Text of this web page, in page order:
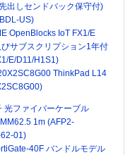
出しセンドバック保守付)
US)
OpenBlocks IoT FX1/E
びサブスクリプション1年付
E/D11/H1S1)
ThinkPad L14
光ファイバーケーブル
1m (AFP2-
01)
40F バンドルモデル